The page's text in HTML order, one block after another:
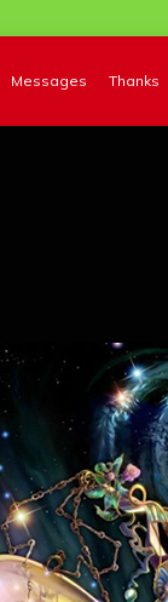
Messages Thanks